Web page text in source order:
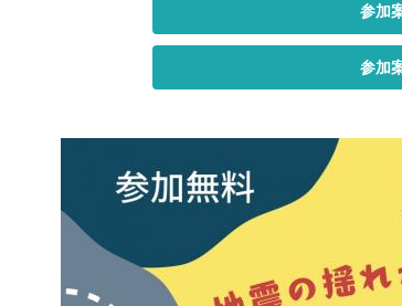
参加
参加